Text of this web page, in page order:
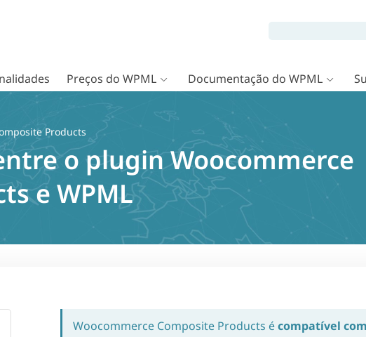
Preços do WPML Documentação do WPML
Products
o plugin Woocommerce
e WPML
Woocommerce Composite Products écompatível